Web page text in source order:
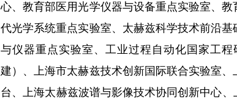
心、教育部医用光学仪器与设备重点实验室、
代光学系统重点实验室、太赫兹科学技术前沿
与仪器重点实验室、工业过程自动化国家工
建）、上海市太赫兹技术创新国际联合实验室
台、上海太赫兹波谱与影像技术协同创新中心、